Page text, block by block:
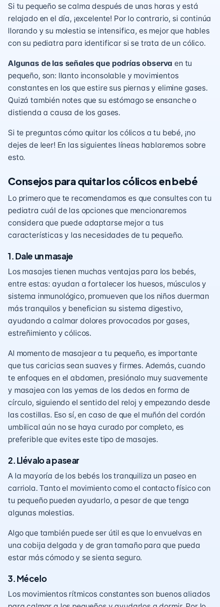
Si tu pequeño se calma después de unas horas y está
relajado en el día, ¡excelente! Por lo contrario, si continúa
llorando y su molestia se intensifica, es mejor que hables
con su pediatra para identificar si se trata de un cólico.
Algunas de las señales que podrías observa en tu
pequeño, son: llanto inconsolable y movimientos
constantes en los que estire sus piernas y elimine gases.
Quizá también notes que su estómago se ensanche o
distienda a causa de los gases.
Si te preguntas cómo quitar los cólicos a tu bebé, ¡no
dejes de leer! En las siguientes líneas hablaremos sobre
esto.
Consejos para quitar los cólicos en bebé
Lo primero que te recomendamos es que consultes con tu
pediatra cuál de las opciones que mencionaremos
considera que puede adaptarse mejor a tus
características y las necesidades de tu pequeño.
1. Dale un masaje
Los masajes tienen muchas ventajas para los bebés,
entre estas: ayudan a fortalecer los huesos, músculos y
sistema inmunológico, promueven que los niños duerman
más tranquilos y benefician su sistema digestivo,
ayudando a calmar dolores provocados por gases,
estreñimiento y cólicos.
Al momento de masajear a tu pequeño, es importante
que tus caricias sean suaves y firmes. Además, cuando
te enfoques en el abdomen, presiónalo muy suavemente
y masajea con las yemas de los dedos en forma de
círculo, siguiendo el sentido del reloj y empezando desde
las costillas. Eso sí, en caso de que el muñón del cordón
umbilical aún no se haya curado por completo, es
preferible que evites este tipo de masajes.
2. Llévalo a pasear
A la mayoría de los bebés los tranquiliza un paseo en
carriola. Tanto el movimiento como el contacto físico con
tu pequeño pueden ayudarlo, a pesar de que tenga
algunas molestias.
Algo que también puede ser útil es que lo envuelvas en
una cobija delgada y de gran tamaño para que pueda
estar más cómodo y se sienta seguro.
3. Mécelo
Los movimientos rítmicos constantes son buenos aliados